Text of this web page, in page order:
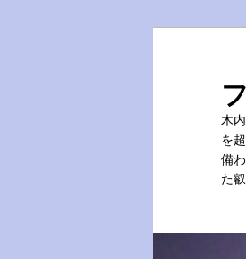
木
を
備
た